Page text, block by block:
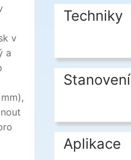
v
a
Techniky
Stanovení
Aplikace